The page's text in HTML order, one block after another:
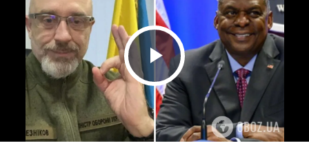
Play Video